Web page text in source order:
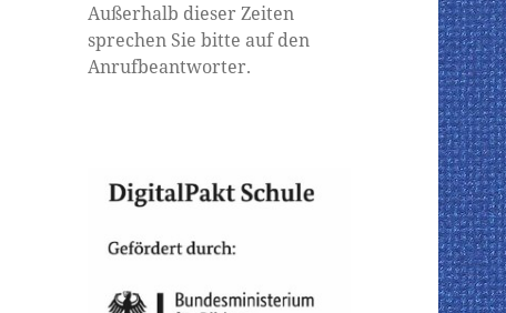
Außerhalb dieser Zeiten
sprechen Sie bitte auf den
Anrufbeantworter.